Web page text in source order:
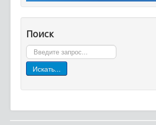
Поиск
Поиск
Искать...